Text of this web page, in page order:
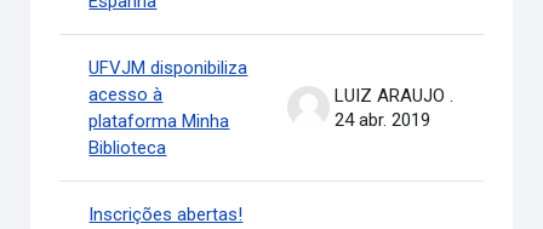
UFVJM disponibiliza
acesso à
plataforma Minha
Biblioteca
LUIZ ARAUJO .
24 abr. 2019
Inscrições abertas!